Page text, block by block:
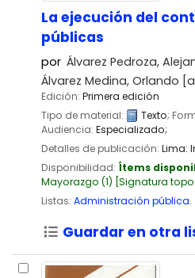
La ejecución del
públicas
por Álvarez Pedroza,
Álvarez Medina, Orlando
Edición: Primera edición
Tipo de material:
Texto;
Audiencia: Especializado;
Detalles de publicación: Lima:
Disponibilidad: Ítems
Mayorazgo (1) Signatura
Listas: Administración pública.
Guardar en otra